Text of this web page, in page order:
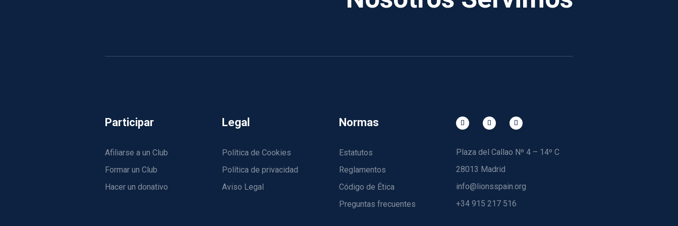
Participar
Afiliarse a un Club
Formar un Club
Hacer un donativo
Legal
Política de Cookies
Política de privacidad
Aviso Legal
Normas
Estatutos
Reglamentos
Código de Ética
Preguntas frecuentes
Plaza del Callao Nº 4 – 14º C
28013 Madrid
info@lionsspain.org
+34 915 217 516